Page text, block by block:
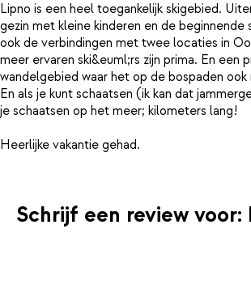
Lipno is een heel toegankelijk skigebied.
gezin met kleine kinderen en de beginnende
ook de verbindingen met twee locaties in
meer ervaren ski&euml;rs zijn prima. En een
wandelgebied waar het op de bospaden ook
En als je kunt schaatsen (ik kan dat
je schaatsen op het meer; kilometers lang!
Schrijf een review voor: